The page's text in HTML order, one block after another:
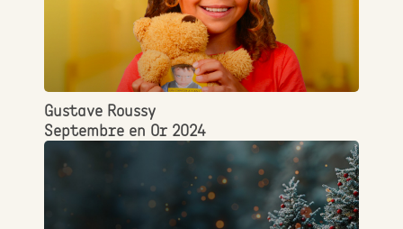
Gustave Roussy
Septembre en Or 2024